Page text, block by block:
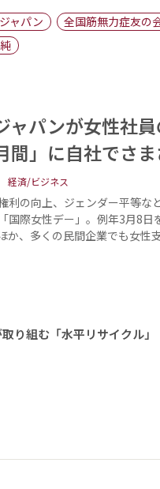
ャパン
全国筋無力症友の
ャパンが女性社
間」に自社でさ
経済/ビジネス
利の向上、ジェンダー平等な
国際女性デー」。例年3月8日
か、多くの民間企業でも女
組む「水平リサイクル」